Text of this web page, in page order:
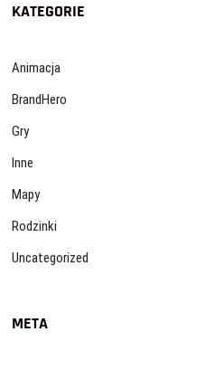
KATEGORIE
Animacja
BrandHero
Gry
Inne
Mapy
Rodzinki
Uncategorized
META